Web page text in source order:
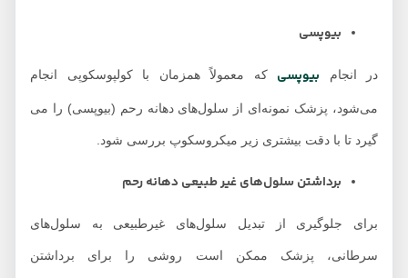
بیوپسی
در انجامبیوپسیکه معمولاً همزمان با کولپوسکوپی انجام
می‌شود، پزشک نمونه‌ای از سلول‌های دهانه رحم (بیوپسی) را می
گیرد تا با دقت بیشتری زیر میکروسکوپ بررسی شود.
برداشتن سلول‌های غیر طبیعی دهانه رحم
برای جلوگیری از تبدیل سلول‌های غیرطبیعی به سلول‌های
سرطانی، پزشک ممکن است روشی را برای برداشتن